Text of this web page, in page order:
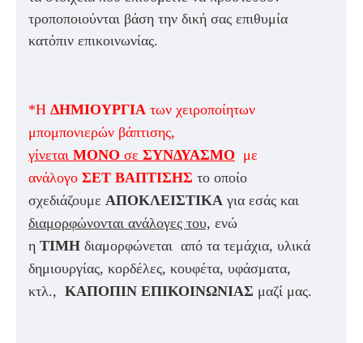
τροποποιούνται βάση την δική σας επιθυμία
κατόπιν επικοινωνίας.
*Η ΔΗΜΙΟΥΡΓΙΑ των χειροποίητων
μπομπονιερών βάπτισης,
γίνεται ΜΟΝΟ σε ΣΥΝΔΥΑΣΜΟ με
ανάλογο ΣΕΤ ΒΑΠΤΙΣΗΣ το οποίο
σχεδιάζουμε ΑΠΟΚΛΕΙΣΤΙΚΑ για εσάς και
διαμορφώνονται ανάλογες του, ενώ
η ΤΙΜΗ διαμορφώνεται από τα τεμάχια, υλικά
δημιουργίας, κορδέλες, κουφέτα, υφάσματα,
κτλ., ΚΑΠΟΠΙΝ ΕΠΙΚΟΙΝΩΝΙΑΣ μαζί μας.